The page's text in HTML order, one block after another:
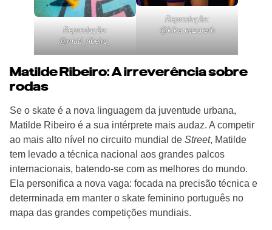
Reprodução:
@mati_ribeiro_
Reprodução:
@kika.nazareth
Matilde Ribeiro: A irreverência sobre
rodas
Se o skate é a nova linguagem da juventude urbana,
Matilde Ribeiro é a sua intérprete mais audaz. A competir
ao mais alto nível no circuito mundial de Street, Matilde
tem levado a técnica nacional aos grandes palcos
internacionais, batendo-se com as melhores do mundo.
Ela personifica a nova vaga: focada na precisão técnica e
determinada em manter o skate feminino português no
mapa das grandes competições mundiais.